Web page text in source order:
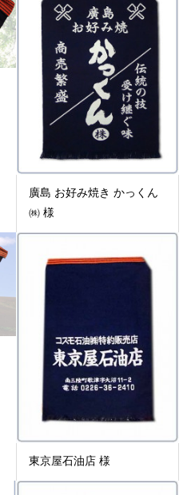
廣島 お好み焼き かっくん
㈱ 様
東京屋石油店 様